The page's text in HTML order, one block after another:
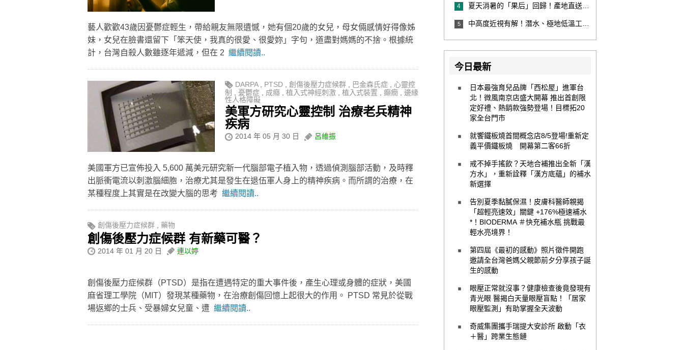
藝人歡歡43歲因憂鬱症輕生，帶給親友無限遺憾，她有個20歲的女兒，母女倆感情好得像姊
妹，女兒在臉書還留下「笨天使，我真的很愛、很愛妳」字句，道盡對媽媽的不捨。根據統
計，台灣自殺人數雖逐年遞減，但在 2 繼續閱讀..
DARPA, PTSD 創傷後壓力症候群 巴金森氏症
心靈控
制 , 憂鬱症 , 成癮 , 植入式神經刺激 , 植入式裝置 , 癲癇 , 邊緣
性人格障礙
美軍方研究心靈控制 治療老兵精神
疾病
2014 年 05 月 30 日 呂維振
美國軍方已宣佈投入 5,600 萬美元研究新一代腦部電子植入物，透過偵測腦部活動，及時釋
出脈衝電流以刺激腦細胞，治療尤其是發生在退伍軍人身上的精神疾病。而所謂的治療，在
某種程度上其實是在改變大腦的思考 繼續閱讀..
創傷後壓力症候群 , 藥物
創傷後壓力症候群 有新藥可醫？
2014 年 01 月 20 日 連以婷
創傷後壓力症候群（PTSD）是指在遭遇特定的重大事件後，產生心理或身體的症狀，美國
麻省理工學院（MIT）發現某種藥物，在治療創傷回憶上起很大的作用。 PTSD 常見於從戰
場返鄉的士兵、受暴婦女兒童、遭 繼續閱讀..
4 夏天消暑的「果后」回歸！產地直送泰國鮮山竹，打造夏日最頂級的天然補給
5 中高度近視有解！潛水、極地低溫工作者優選 EVO ICL 膠原蛋白眼內鏡
今日最新
日本最強育兒品牌「西松屋」進軍台
北！微風南京店盛大開幕 推出首創限
定好禮、熱銷款強勢登場！目標拓20
家全台門市
就饗鐵板燒首間概念店8/5登場!重新定
義平價鐵板燒 開幕第二客66折
戒不掉手搖飲？天地合補推出全新「漢
方水」，重新詮釋「漢方底蘊」的補水
新選擇
告別夏季黏膩保濕！皮膚科醫師親揭
「超輕亮速效」關鍵 +176%極速補水
*！BIODERMA ＃快充補水瓶 挑戰最
輕水亮境界！
第四屆《最初的感動》照片徵件開跑
邀請全台灣爸媽父親節前夕分享孩子誕
生的感動
眼壓正常就沒事？健康檢查後竟發現有
青光眼 醫揭白天量眼壓盲點！「居家
眼壓監測」有助掌握全天波動
奇威集團攜手瑞提大安診所 啟動「衣
＋醫」跨業生態鏈